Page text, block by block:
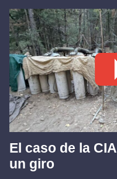
El caso de la
un giro